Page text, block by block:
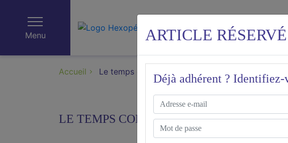
Menu
Accueil Le temps complet classique
ARTICLE
Déjà adhérent ? Identifiez-
LE TEMPS COMPLET CLASSIQUE